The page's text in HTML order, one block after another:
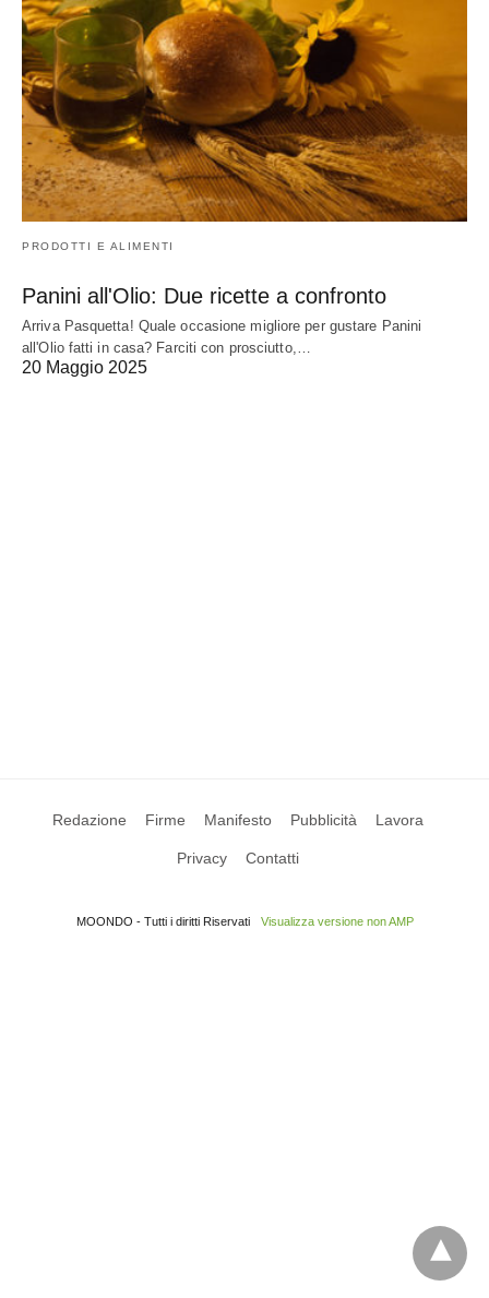
PRODOTTI E ALIMENTI
Panini all'Olio: Due ricette a confronto
Arriva Pasquetta! Quale occasione migliore per gustare Panini
all'Olio fatti in casa? Farciti con prosciutto,…
20 Maggio 2025
Redazione Firme Manifesto Pubblicità Lavora
Privacy Contatti
MOONDO - Tutti i diritti Riservati Visualizza versione non AMP